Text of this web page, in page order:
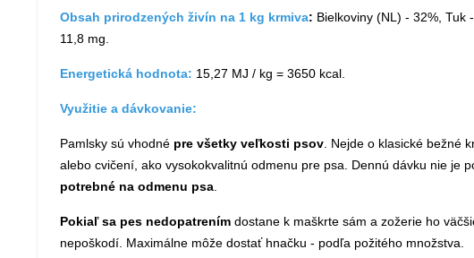
Obsah prirodzených živín na 1 kg krmiva: Bielkoviny (NL) - 32%, Tuk
11,8 mg.
Energetická hodnota: 15,27 MJ / kg = 3650 kcal.
Využitie a dávkovanie:
Pamlsky sú vhodné pre všetky veľkosti psov . Nejde o klasické bežné
alebo cvičení, ako vysokokvalitnú odmenu pre psa. Dennú dávku nie je
potrebné na odmenu psa
Pokiaľ sa pes nedopatrením dostane k maškrte sám a zožerie ho
nepoškodí. Maximálne môže dostať hnačku - podľa požitého množstva.